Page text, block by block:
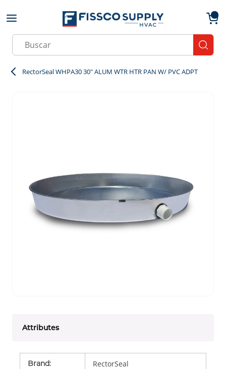
Skip to main content
Site Search
RectorSeal WHPA30 30" ALUM WTR HTR PAN W/ PVC ADPT
Attributes
Brand: RectorSeal